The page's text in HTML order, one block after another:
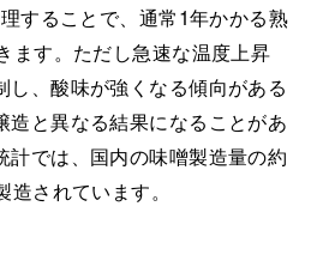
することで、通常1年かかる熟
ます。ただし急速な温度上昇
し、酸味が強くなる傾向がある
造と異なる結果になることがあ
計では、国内の味噌製造量の約
されています。